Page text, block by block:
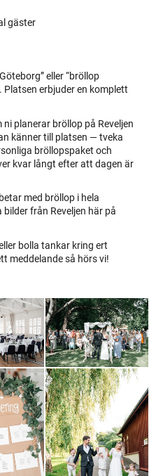
gäster
eller “bröllop
Platsen erbjuder en komplett
ni planerar bröllop på Reveljen
känner till platsen — tveka
bröllopspaket och
kvar långt efter att dagen är
med bröllop i hela
från Reveljen här på
bolla tankar kring ert
meddelande så hörs vi!